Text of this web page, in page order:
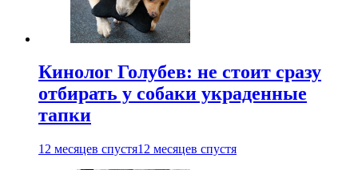
Кинолог Голубев: не стоит сразу
отбирать у собаки украденные
тапки
12 месяцев спустя12 месяцев спустя